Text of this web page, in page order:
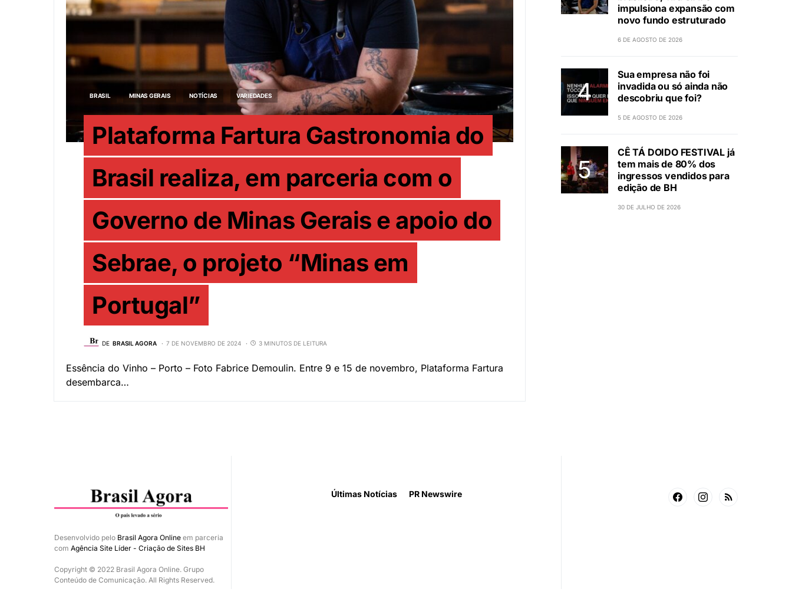
BRASIL MINAS GERAIS NOTÍCIAS VARIEDADES
Plataforma Fartura Gastronomia do
Brasil realiza, em parceria com o
Governo de Minas Gerais e apoio do
Sebrae, o projeto “Minas em
Portugal”
DE BRASIL AGORA 7 DE NOVEMBRO DE 2024 3 MINUTOS DE LEITURA
Essência do Vinho – Porto – Foto Fabrice Demoulin. Entre 9 e 15 de novembro, Plataforma Fartura
desembarca…
impulsiona expansão com
novo fundo estruturado
6 DE AGOSTO DE 2026
Sua empresa não foi
invadida ou só ainda não
descobriu que foi?
5 DE AGOSTO DE 2026
CÊ TÁ DOIDO FESTIVAL já
tem mais de 80% dos
ingressos vendidos para
edição de BH
30 DE JULHO DE 2026
Desenvolvido pelo Brasil Agora Online em parceria
com Agência Site Líder - Criação de Sites BH
Copyright © 2022 Brasil Agora Online. Grupo
Conteúdo de Comunicação. All Rights Reserved.
Últimas Notícias PR Newswire